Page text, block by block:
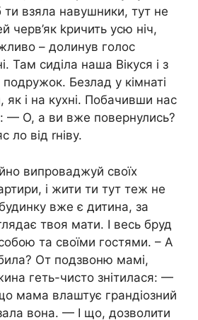
ти взяла навушники, тут не
черв’як kричить усю ніч,
– долинув голос
Там сиділа наша Вікуся і з
Безлад у кімнаті
як і на кухні. Побачивши нас
— О, а ви вже повернулись?
ло від rніву.
випроваджуй своїх
і жити ти тут теж не
вже є дитина, за
твоя мати. І весь бруд
та своїми гостями. – А
От подзвоню мамі,
геть-чисто знітилася: —
мама влаштує грандіозний
вона. — І що, дозволити